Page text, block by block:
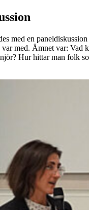
med en paneldiskussion
var med. Ämnet var: Vad
Hur hittar man folk